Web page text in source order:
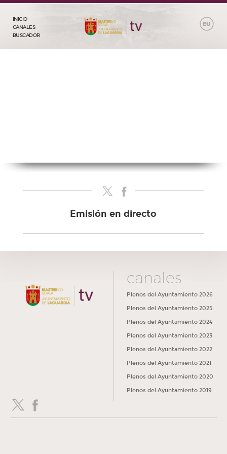
INICIO
CANALES
BUSCADOR
Emisión en directo
canales
Plenos del Ayuntamiento 2026
Plenos del Ayuntamiento 2025
Plenos del Ayuntamiento 2024
Plenos del Ayuntamiento 2023
Plenos del Ayuntamiento 2022
Plenos del Ayuntamiento 2021
Plenos del Ayuntamiento 2020
Plenos del Ayuntamiento 2019